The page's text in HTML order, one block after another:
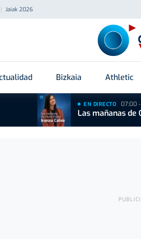
Jaiak 2026
Bizkaia Athletic
EN DIRECTO 07:00 -
Las mañanas de